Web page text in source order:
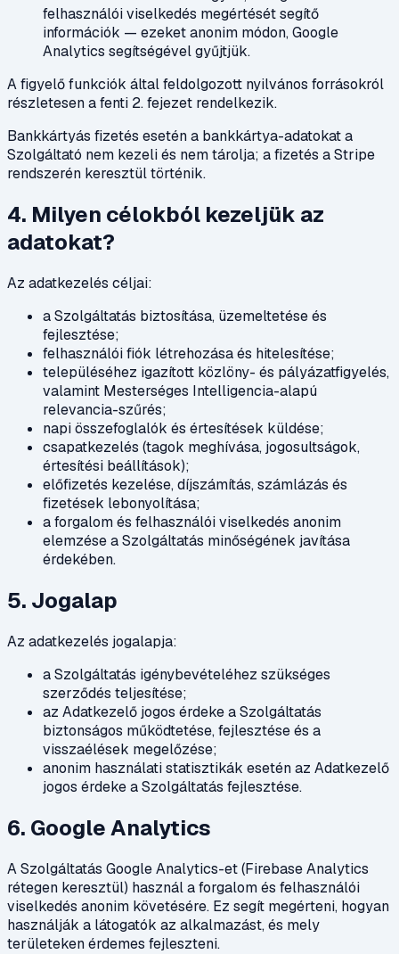
felhasználói viselkedés megértését segítő
információk — ezeket anonim módon, Google
Analytics segítségével gyűjtjük.
A figyelő funkciók által feldolgozott nyilvános forrásokról
részletesen a fenti 2. fejezet rendelkezik.
Bankkártyás fizetés esetén a bankkártya-adatokat a
Szolgáltató nem kezeli és nem tárolja; a fizetés a Stripe
rendszerén keresztül történik.
4. Milyen célokból kezeljük az
adatokat?
Az adatkezelés céljai:
a Szolgáltatás biztosítása, üzemeltetése és
fejlesztése;
felhasználói fiók létrehozása és hitelesítése;
településéhez igazított közlöny- és pályázatfigyelés,
valamint Mesterséges Intelligencia-alapú
relevancia-szűrés;
napi összefoglalók és értesítések küldése;
csapatkezelés (tagok meghívása, jogosultságok,
értesítési beállítások);
előfizetés kezelése, díjszámítás, számlázás és
fizetések lebonyolítása;
a forgalom és felhasználói viselkedés anonim
elemzése a Szolgáltatás minőségének javítása
érdekében.
5. Jogalap
Az adatkezelés jogalapja:
a Szolgáltatás igénybevételéhez szükséges
szerződés teljesítése;
az Adatkezelő jogos érdeke a Szolgáltatás
biztonságos működtetése, fejlesztése és a
visszaélések megelőzése;
anonim használati statisztikák esetén az Adatkezelő
jogos érdeke a Szolgáltatás fejlesztése.
6. Google Analytics
A Szolgáltatás Google Analytics-et (Firebase Analytics
rétegen keresztül) használ a forgalom és felhasználói
viselkedés anonim követésére. Ez segít megérteni, hogyan
használják a látogatók az alkalmazást, és mely
területeken érdemes fejleszteni.